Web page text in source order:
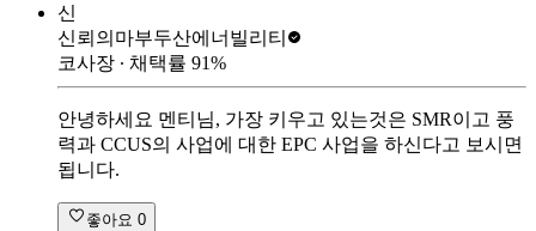
신
신뢰의마부두산에너빌리티
코사장 ∙ 채택률 91%
안녕하세요 멘티님, 가장 키우고 있는것은 SMR이고 풍
력과 CCUS의 사업에 대한 EPC 사업을 하신다고 보시면
됩니다.
좋아요 0